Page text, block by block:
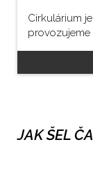
Cirkulárium
provozujeme
JAK ŠEL